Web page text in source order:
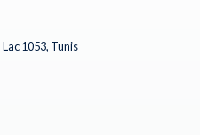
1053, Tunis